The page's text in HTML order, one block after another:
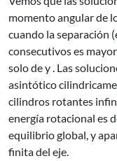
momento angular de
cuando la separación
consecutivos es
solo de y . Las
asintótico
cilindros rotantes
energía rotacional es
equilibrio global, y
finita del eje.